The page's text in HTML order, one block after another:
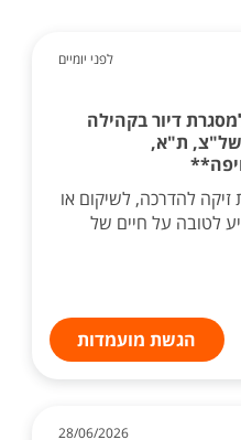
לפני יומיים
דיור בקהילה
ת"א,
להדרכה, לשיקום או
לטובה על חיים של
הגשת מועמדות
28/06/2026